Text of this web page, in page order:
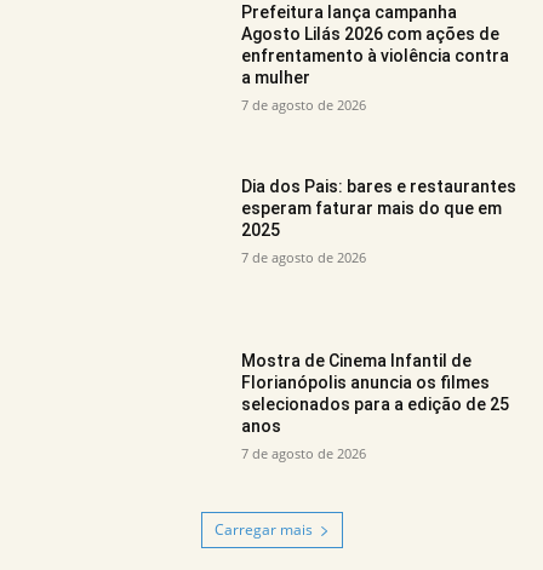
Prefeitura lança campanha
Agosto Lilás 2026 com ações de
enfrentamento à violência contra
a mulher
7 de agosto de 2026
Dia dos Pais: bares e restaurantes
esperam faturar mais do que em
2025
7 de agosto de 2026
Mostra de Cinema Infantil de
Florianópolis anuncia os filmes
selecionados para a edição de 25
anos
7 de agosto de 2026
Carregar mais